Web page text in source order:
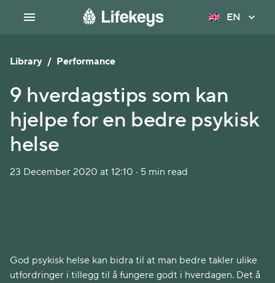
EN
Library / Performance
9 hverdagstips som kan
hjelpe for en bedre psykisk
helse
23 December 2020 at 12:10 · 5 min read
God psykisk helse kan bidra til at man bedre takler ulike
utfordringer i tillegg til å fungere godt i hverdagen. Det å